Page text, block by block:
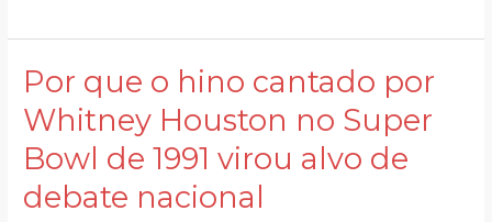
da
Copa
da
Liga
Por que o hino cantado por
Whitney Houston no Super
Bowl de 1991 virou alvo de
debate nacional
Por
o
hino
cantado
por